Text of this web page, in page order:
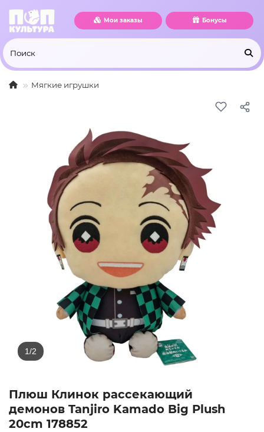
Мои заказы Бонусы
Мягкие игрушки
Плюш Клинок рассекающий
демонов Tanjiro Kamado Big Plush
20cm 178852